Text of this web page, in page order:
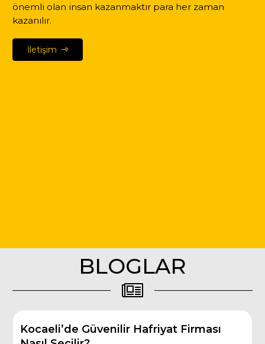
önemli olan insan kazanmaktır para her zaman
kazanılır.
İletişim
BLOGLAR